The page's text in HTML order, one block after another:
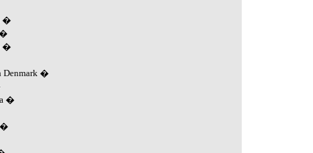
�
�
�
Denmark �
�
�